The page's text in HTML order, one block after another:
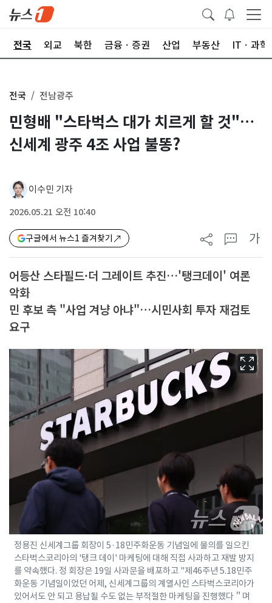
전국 외교 북한 금융ㆍ증권 산업 부동산 ITㆍ과학
전국 전남광주
민형배 "스타벅스 대가 치르게 할 것"…
신세계 광주 4조 사업 불똥?
이수민 기자
2026.05.21 오전 10:40
구글에서 뉴스1 즐겨찾기 가
어등산 스타필드·더 그레이트 추진…'탱크데이' 여론
악화
민 후보 측 "사업 겨냥 아냐"…시민사회 투자 재검토
요구
정용진 신세계그룹 회장이 5·18민주화운동 기념일에 물의를 일으킨
스타벅스코리아의 '탱크 데이' 마케팅에 대해 직접 사과하고 재발 방지
를 약속했다. 정 회장은 19일 사과문을 배포하고 "제46주년 5.18민주
화운동 기념일이었던 어제, 신세계그룹의 계열사인 스타벅스코리아가
있어서도 안 되고 용납될 수도 없는 부적절한 마케팅을 진행했다＂며